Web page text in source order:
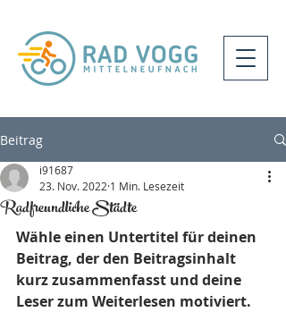
Beitrag
Radfreundliche Städte
i91687
23. Nov. 2022 1 Min. Lesezeit
Wähle einen Untertitel für deinen
Beitrag, der den Beitragsinhalt
kurz zusammenfasst und deine
Leser zum Weiterlesen motiviert.